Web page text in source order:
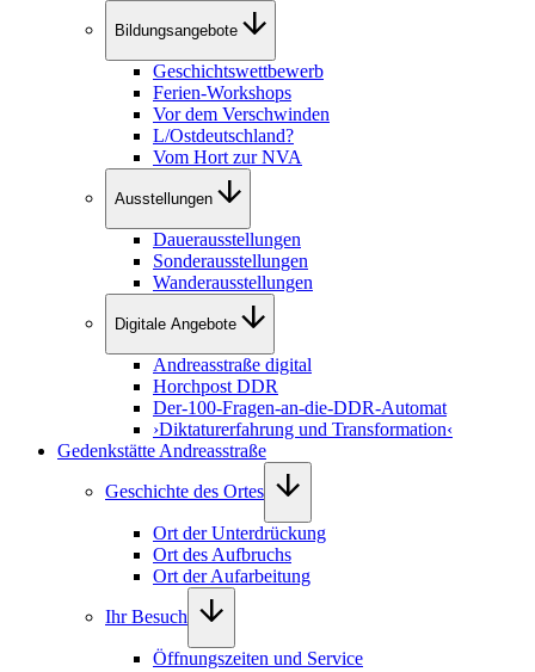
Bildungsangebote
Geschichtswettbewerb
Ferien-Workshops
Vor dem Verschwinden
L/Ostdeutschland?
Vom Hort zur NVA
Ausstellungen
Dauerausstellungen
Sonderausstellungen
Wanderausstellungen
Digitale Angebote
Andreasstraße digital
Horchpost DDR
Der-100-Fragen-an-die-DDR-Automat
›Diktaturerfahrung und Transformation‹
Gedenkstätte Andreasstraße
Geschichte des Ortes
Ort der Unterdrückung
Ort des Aufbruchs
Ort der Aufarbeitung
Ihr Besuch
Öffnungszeiten und Service